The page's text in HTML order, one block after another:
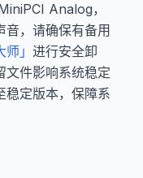
Analog，
音，请确保有备用
师」 进行安全卸
文件影响系统稳定
稳定版本，保障系